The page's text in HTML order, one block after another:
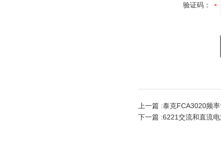
验证码：
上一篇 :泰克FCA3020频
下一篇 :6221交流和直流